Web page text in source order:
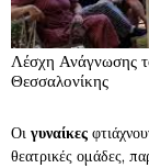
Λέσχη Ανάγνωσης
Θεσσαλονίκης
Οι γυναίκες
θεατρικές ομάδες,